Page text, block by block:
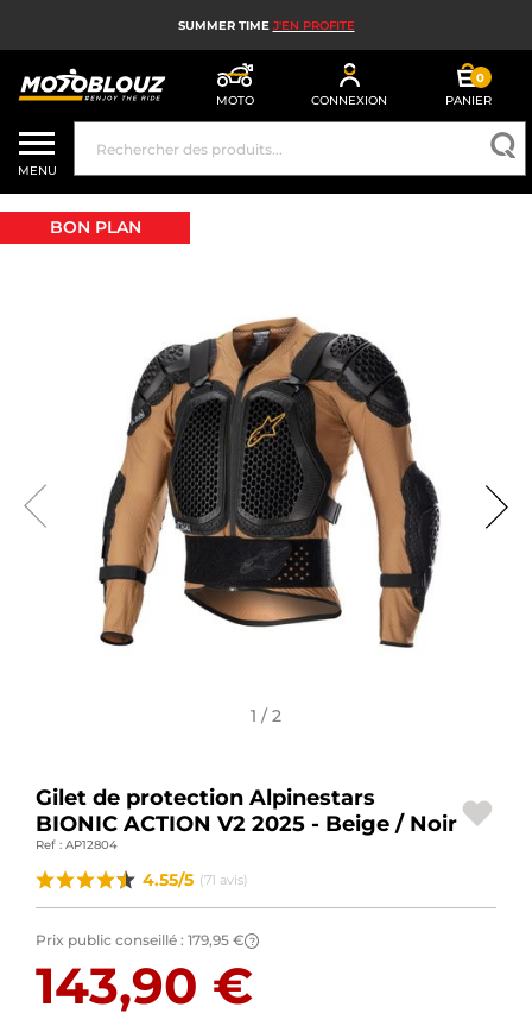
SUMMER TIME J'EN PROFITE
MOTO CONNEXION
0
PANIER
CASQUE MOTO
ÉQUIPEMENT MOTO HOMME
HIGH TECH MOTO
AIRBAG MOTO
PIÈCES MOTO ET OUTILLAGE
ACCESSOIRES MOTO
BAGAGERIE MOTO
PNEUS MOTO
BONS PLANS ET PROMO
FR | EUR € — MODIFIER
MARQUES
NOUS CONTACTER
MENU
BON PLAN
1 / 2
Gilet de protection Alpinestars
BIONIC ACTION V2 2025 - Beige / Noir
Ref : AP12804
4.55/5 (71 avis)
Prix public conseillé : 179,95 € ?
143,90 €